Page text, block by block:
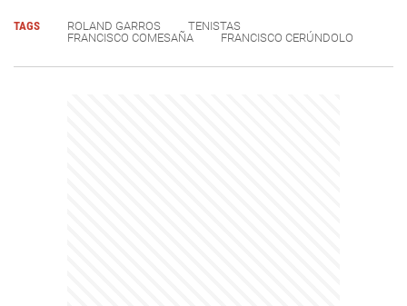
TAGS ROLAND GARROS
TENISTAS
FRANCISCO COMESAÑA
FRANCISCO CERÚNDOLO